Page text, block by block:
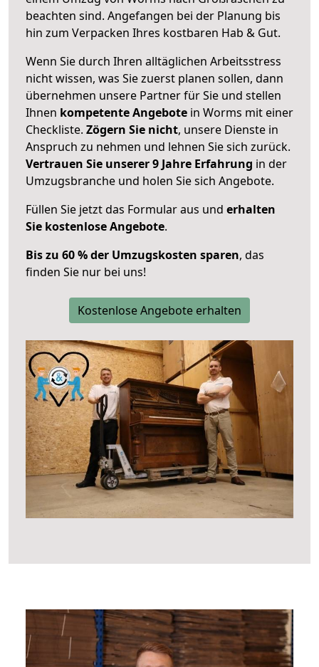
beachten sind. Angefangen bei der Planung bis
hin zum Verpacken Ihres kostbaren Hab & Gut.
Wenn Sie durch Ihren alltäglichen Arbeitsstress
nicht wissen, was Sie zuerst planen sollen, dann
übernehmen unsere Partner für Sie und stellen
Ihnen kompetente Angebote in Worms mit einer
Checkliste. Zögern Sie nicht, unsere Dienste in
Anspruch zu nehmen und lehnen Sie sich zurück.
Vertrauen Sie unserer 9 Jahre Erfahrung in der
Umzugsbranche und holen Sie sich Angebote.
Füllen Sie jetzt das Formular aus und erhalten
Sie kostenlose Angebote.
Bis zu 60 % der Umzugskosten sparen, das
finden Sie nur bei uns!
Kostenlose Angebote erhalten